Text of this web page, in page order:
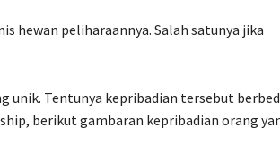
hewan peliharaannya. Salah satunya jika
unik. Tentunya kepribadian tersebut
berikut gambaran kepribadian orang